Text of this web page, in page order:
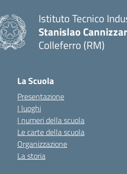
Istituto Tecnico
Stanislao
Colleferro (RM)
La Scuola
Presentazione
I luoghi
I numeri della scuola
Le carte della scuola
Organizzazione
La storia